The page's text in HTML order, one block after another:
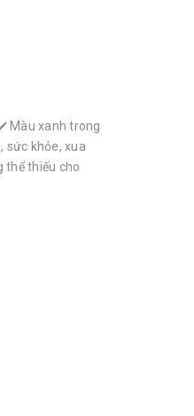
Màu xanh trong
sức khỏe, xua
thể thiếu cho